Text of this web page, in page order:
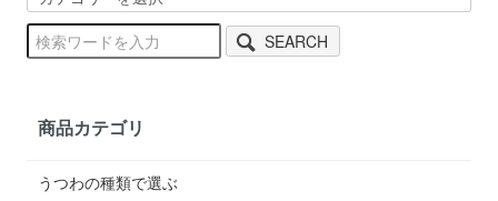
SEARCH
商品カテゴリ
うつわの種類で選ぶ